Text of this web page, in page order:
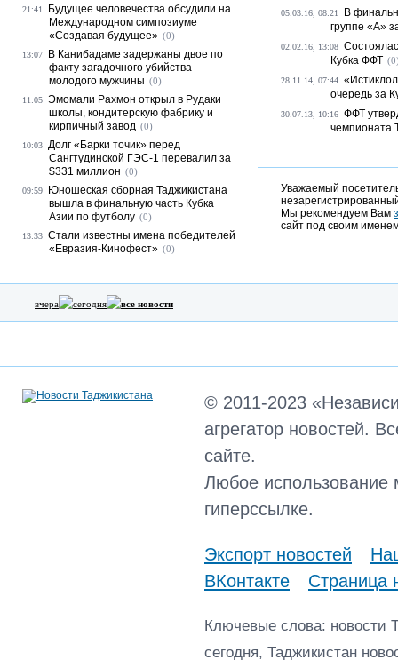
05.03.16, 08:21
В
группе «А»
02.02.16, 13:08
Кубка ФФТ
28.11.14, 07:44
очередь за
30.07.13, 10:16 ФФТ
чемпионата
Уважаемый
Мы рекомендуем Вам
сайт под своим
21:41
Будущее человечества обсудили на
Международном симпозиуме
«Создавая будущее» (0)
13:07
В Канибадаме задержаны двое по
факту загадочного убийства
молодого мужчины (0)
11:05 Эмомали Рахмон открыл в Рудаки
школы, кондитерскую фабрику и
кирпичный завод (0)
10:03 Долг «Барки точик» перед
Сангтудинской ГЭС-1 перевалил за
$331 миллион (0)
09:59
Юношеская сборная Таджикистана
вышла в финальную часть Кубка
Азии по футболу (0)
13:33 Стали известны имена победителей
«Евразия-Кинофест» (0)
вчера сегодня все новости
© 2011-2023
агрегатор новостей.
сайте.
Любое использование
гиперссылке.
Экспорт новостей
ВКонтакте
Страница
Ключевые слова: новости
сегодня, Таджикистан